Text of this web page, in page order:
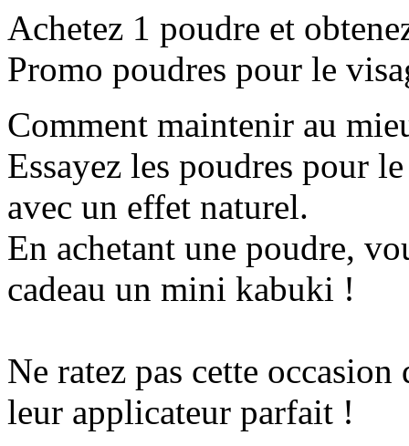
Achetez 1 poudre et
Promo poudres pour le
Comment maintenir au
Essayez les poudres pour
avec un effet naturel.
En achetant une poudre,
cadeau un mini kabuki !
Ne ratez pas cette occasion
leur applicateur parfait !